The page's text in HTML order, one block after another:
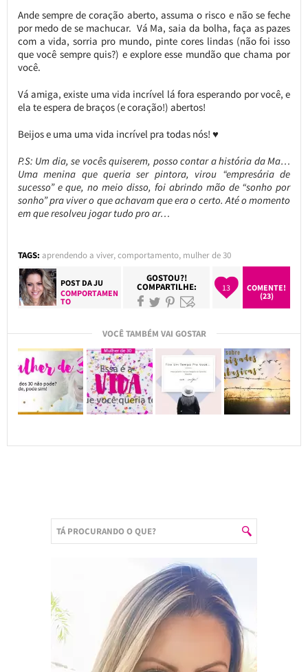
Ande sempre de coração aberto, assuma o risco e não se feche
por medo de se machucar. Vá Ma, saia da bolha, faça as pazes
com a vida, sorria pro mundo, pinte cores lindas (não foi isso
que você sempre quis?) e explore esse mundão que chama por
você.
Vá amiga, existe uma vida incrível lá fora esperando por você, e
ela te espera de braços (e coração!) abertos!
Beijos e uma uma vida incrível pra todas nós! ♥
P.S: Um dia, se vocês quiserem, posso contar a história da Ma…
Uma menina que queria ser pintora, virou “empresária de
sucesso” e que, no meio disso, foi abrindo mão de “sonho por
sonho” pra viver o que achavam que era o certo. Até o momento
em que resolveu jogar tudo pro ar…
TAGS: aprendendo a viver,comportamento, mulher de 30
POST DAJU
COMPORTAMEN
TO
GOSTOU?!
COMPARTILHE: 13
COMENTE!
(23)
VOCÊ TAMBÉM VAI GOSTAR